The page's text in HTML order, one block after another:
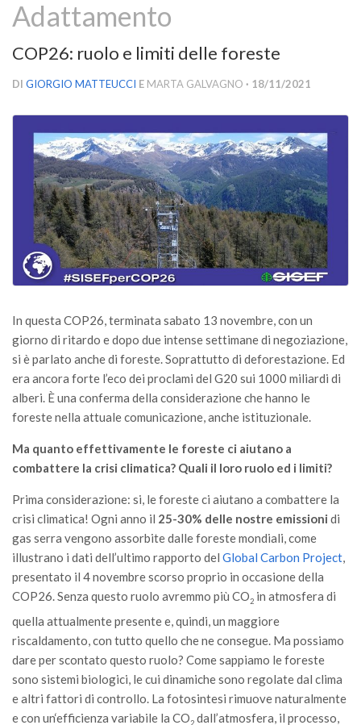
Versamento Quote di Iscrizione
GdL Biodiversità Forestale
GdL Arboricoltura da Legno e Agroselvicoltura
GdL Modellistica Forestale
GdL Selvicoltura
GdL Ecologia del Suolo
GdL Pianificazione Forestale
GdL Filiera del legno
GdL Gestione Incendi Boschivi
GdL Verde Urbano
GdL Comunicazione Forestale
GdL Foreste, Mitigazione, Adattamento
GdL Infrastrutture, Risorse, Innovazione
GdL Boschi Vetusti
GdL “TreeTalkers”
GdL Boschi Cedui
News
Post Recenti
Ricevi la SISEF Newsletter
Avvisi
Borse di Studio
Call for Papers
Adattamento
COP26: ruolo e limiti delle foreste
DI GIORGIO MATTEUCCI E MARTA GALVAGNO · 18/11/2021
In questa COP26, terminata sabato 13 novembre, con un
giorno di ritardo e dopo due intense settimane di negoziazione,
si è parlato anche di foreste. Soprattutto di deforestazione. Ed
era ancora forte l’eco dei proclami del G20 sui 1000 miliardi di
alberi. È una conferma della considerazione che hanno le
foreste nella attuale comunicazione, anche istituzionale.
Ma quanto effettivamente le foreste ci aiutano a
combattere la crisi climatica? Quali il loro ruolo ed i limiti?
Prima considerazione: si, le foreste ci aiutano a combattere la
crisi climatica! Ogni anno il 25-30% delle nostre emissioni di
gas serra vengono assorbite dalle foreste mondiali, come
illustrano i dati dell’ultimo rapporto del Global Carbon Project,
presentato il 4 novembre scorso proprio in occasione della
COP26. Senza questo ruolo avremmo più CO2 in atmosfera di
quella attualmente presente e, quindi, un maggiore
riscaldamento, con tutto quello che ne consegue. Ma possiamo
dare per scontato questo ruolo? Come sappiamo le foreste
sono sistemi biologici, le cui dinamiche sono regolate dal clima
e altri fattori di controllo. La fotosintesi rimuove naturalmente
e con un‘efficienza variabile la CO2 dall’atmosfera, il processo,